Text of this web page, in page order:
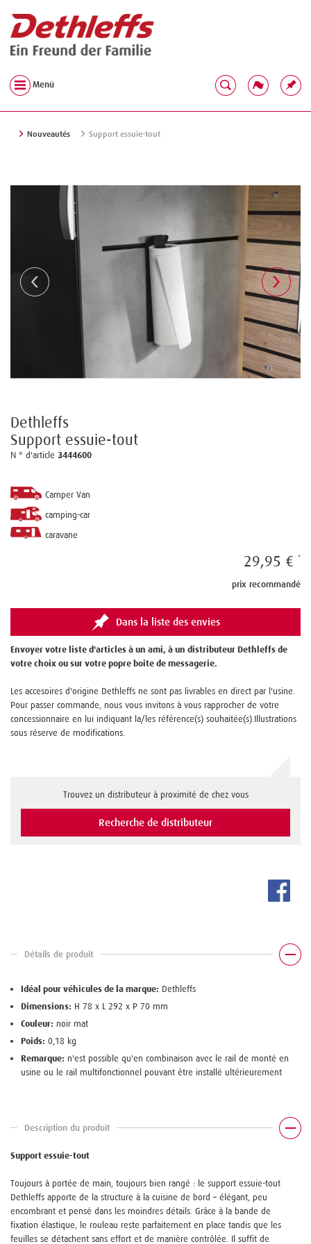
Menü
Nouveautés Support essuie-tout
Dethleffs
Support essuie-tout
N ° d'article 3444600
Camper Van
camping-car
caravane
29,95 €
prix recommandé
Dans la liste des envies
Envoyer votre liste d'articles à un ami, à un distributeur Dethleffs de
votre choix ou sur votre popre boite de messagerie.
Les accesoires d'origine Dethleffs ne sont pas livrables en direct par l'usine.
Pour passer commande, nous vous invitons à vous rapprocher de votre
concessionnaire en lui indiquant la/les référence(s) souhaitée(s).Illustrations
sous réserve de modifications.
Trouvez un distributeur à proximité de chez vous
Recherche de distributeur
Détails de produit
Idéal pour véhicules de la marque: Dethleffs
Dimensions: H 78 x L 292 x P 70 mm
Couleur: noir mat
Poids: 0,18 kg
Remarque: n'est possible qu'en combinaison avec le rail de monté en
usine ou le rail multifonctionnel pouvant être installé ultérieurement
Description du produit
Support essuie-tout
Toujours à portée de main, toujours bien rangé : le support essuie-tout
Dethleffs apporte de la structure à la cuisine de bord – élégant, peu
encombrant et pensé dans les moindres détails. Grâce à la bande de
fixation élastique, le rouleau reste parfaitement en place tandis que les
feuilles se détachent sans effort et de manière contrôlée. Il suffit de